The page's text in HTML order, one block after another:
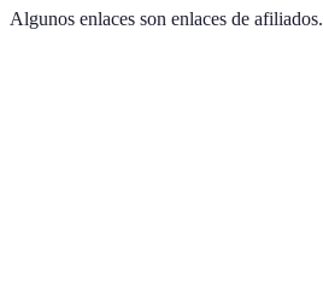
Algunos enlaces son enlaces de afiliados.